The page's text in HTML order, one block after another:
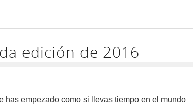
edición de 2016
has empezado como si llevas tiempo en el mundo